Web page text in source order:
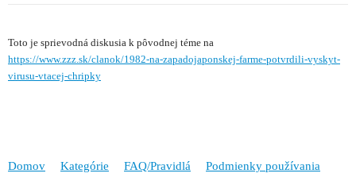
Toto je sprievodná diskusia k pôvodnej téme na
https://www.zzz.sk/clanok/1982-na-zapadojaponskej-farme-potvrdili-vyskyt-
virusu-vtacej-chripky
Domov Kategórie FAQ/Pravidlá Podmienky používania